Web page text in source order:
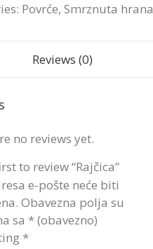
Povrće, Smrznuta hrana
Reviews (0)
no reviews yet.
to review “Rajčica”
e-pošte neće biti
Obavezna polja su
sa * (obavezno)
*